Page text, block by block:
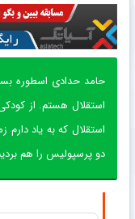
حامد حدادی اسطوره
استقلال هستم. از
استقلال که به یاد
دو پرسپولیس را هم